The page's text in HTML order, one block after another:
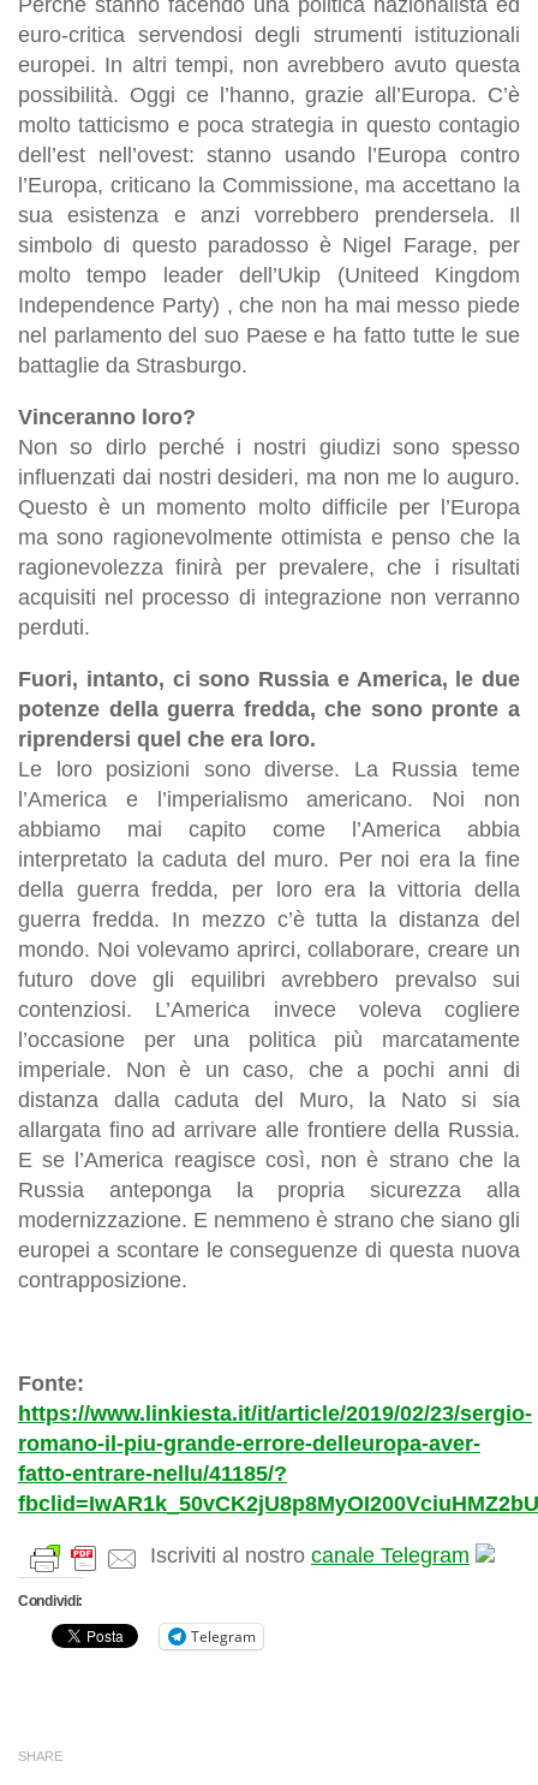
euro-critica servendosi degli strumenti istituzionali
europei. In altri tempi, non avrebbero avuto questa
possibilità. Oggi ce l’hanno, grazie all’Europa. C’è
molto tatticismo e poca strategia in questo contagio
dell’est nell’ovest: stanno usando l’Europa contro
l’Europa, criticano la Commissione, ma accettano la
sua esistenza e anzi vorrebbero prendersela. Il
simbolo di questo paradosso è Nigel Farage, per
molto tempo leader dell’Ukip (Uniteed Kingdom
Independence Party) , che non ha mai messo piede
nel parlamento del suo Paese e ha fatto tutte le sue
battaglie da Strasburgo.
Vinceranno loro?
Non so dirlo perché i nostri giudizi sono spesso
influenzati dai nostri desideri, ma non me lo auguro.
Questo è un momento molto difficile per l’Europa
ma sono ragionevolmente ottimista e penso che la
ragionevolezza finirà per prevalere, che i risultati
acquisiti nel processo di integrazione non verranno
perduti.
Fuori, intanto, ci sono Russia e America, le due
potenze della guerra fredda, che sono pronte a
riprendersi quel che era loro.
Le loro posizioni sono diverse. La Russia teme
l’America e l’imperialismo americano. Noi non
abbiamo mai capito come l’America abbia
interpretato la caduta del muro. Per noi era la fine
della guerra fredda, per loro era la vittoria della
guerra fredda. In mezzo c’è tutta la distanza del
mondo. Noi volevamo aprirci, collaborare, creare un
futuro dove gli equilibri avrebbero prevalso sui
contenziosi. L’America invece voleva cogliere
l’occasione per una politica più marcatamente
imperiale. Non è un caso, che a pochi anni di
distanza dalla caduta del Muro, la Nato si sia
allargata fino ad arrivare alle frontiere della Russia.
E se l’America reagisce così, non è strano che la
Russia anteponga la propria sicurezza alla
modernizzazione. E nemmeno è strano che siano gli
europei a scontare le conseguenze di questa nuova
contrapposizione.
Fonte:
https://www.linkiesta.it/it/article/2019/02/23/sergio-
romano-il-piu-grande-errore-delleuropa-aver-
fatto-entrare-nellu/41185/?
Iscriviti al nostro canale Telegram
Condividi:
Telegram
SHARE